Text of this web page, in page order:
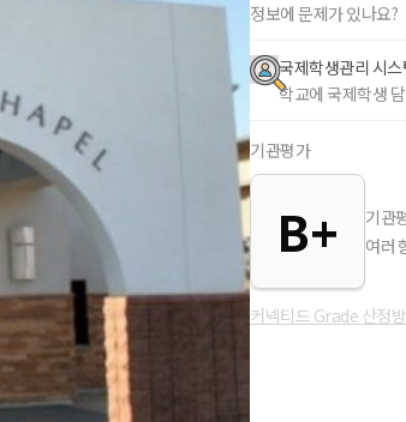
정보에 문제가 있나요?
국제학생관리 시스
학교에 국제학생
기관평가
B+
기관
여러
커넥티드 Grade 산정